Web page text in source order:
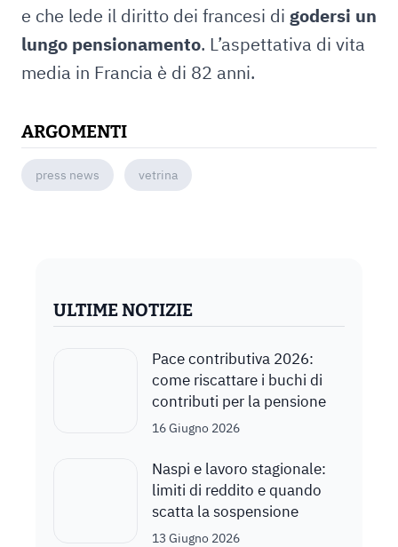
e che lede il diritto dei francesi di godersi un
lungo pensionamento. L’aspettativa di vita
media in Francia è di 82 anni.
ARGOMENTI
press news vetrina
ULTIME NOTIZIE
Pace contributiva 2026:
come riscattare i buchi di
contributi per la pensione
16 Giugno 2026
Naspi e lavoro stagionale:
limiti di reddito e quando
scatta la sospensione
13 Giugno 2026